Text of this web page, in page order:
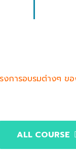
งการอบรมต่างๆ ข
ALL COURSE